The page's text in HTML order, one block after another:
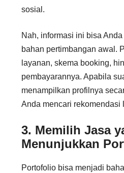
sosial.
Nah, informasi ini bisa
bahan pertimbangan awal.
layanan, skema booking,
pembayarannya. Apabila
menampilkan profilnya
Anda mencari rekomendasi
3. Memilih Jasa
Menunjukkan
Portofolio bisa menjadi